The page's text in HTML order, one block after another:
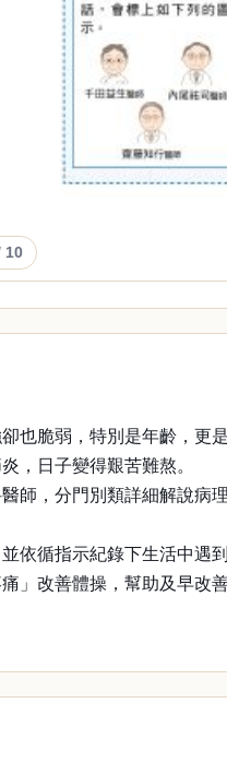
10
脆弱，特別是年齡，更
，日子變得艱苦難熬。
，分門別類詳細解說病
循指示紀錄下生活中遇
改善體操，幫助及早改